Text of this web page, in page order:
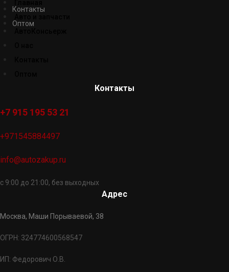
Контакты
Оптом
Контакты
+7 915 195 53 21
+971545884497
info@autozakup.ru
с 9:00 до 21:00, без выходных
Адрес
Москва, Маши Порываевой, 38
ОГРН: 324774600568547
ИП: Федорович О.В.